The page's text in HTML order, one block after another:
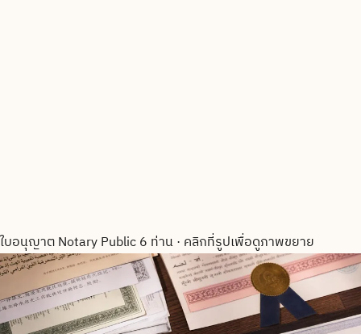
ใบอนุญาต Notary Public 6 ท่าน· คลิกที่รูปเพื่อดูภาพขยาย